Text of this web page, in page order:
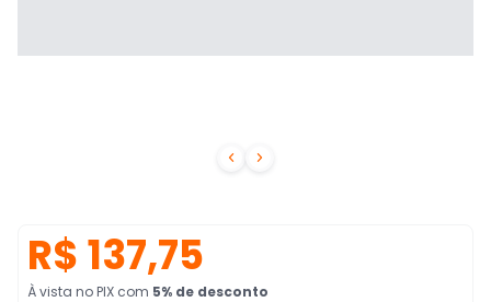
 
R$ 137,75
À vista no PIX com 5% de desconto